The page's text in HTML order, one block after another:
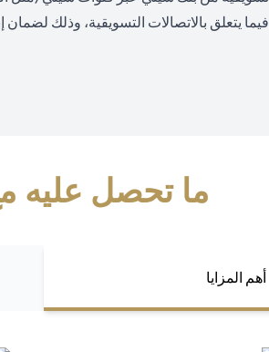
يتعلق بالاتصالات التسويقية، وذلك لضمان
ما تحصل عليه
أهم المزايا